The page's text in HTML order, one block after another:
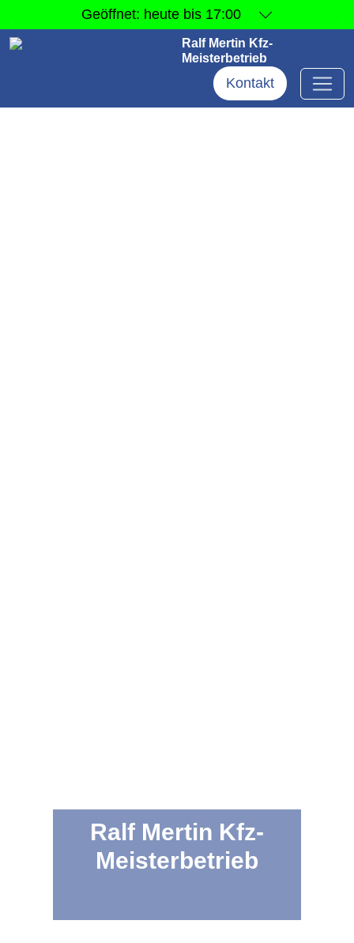
Geöffnet: heute bis 17:00
Ralf Mertin Kfz-
Meisterbetrieb
Kontakt
Ralf Mertin Kfz-
Meisterbetrieb